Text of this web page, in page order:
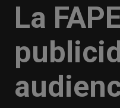
La